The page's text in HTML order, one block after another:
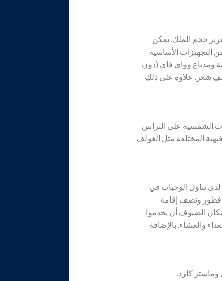
حجم الملك. يمكن
التجهيزات الأساسية
ومذياع وواي فاي (دون
شعر. علاوة على ذلك
الشمسية على التراس
المختلفة مثل الغولف
تناول الوجبات في
فطور ونصف إقامة
الضيوف أن يخدموا
والعشاء. بالإضافة
كارد.